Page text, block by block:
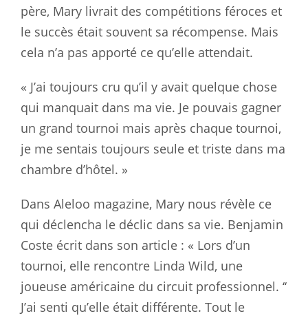
père, Mary livrait des compétitions féroces et
le succès était souvent sa récompense. Mais
cela n’a pas apporté ce qu’elle attendait.
« J’ai toujours cru qu’il y avait quelque chose
qui manquait dans ma vie. Je pouvais gagner
un grand tournoi mais après chaque tournoi,
je me sentais toujours seule et triste dans ma
chambre d’hôtel. »
Dans Aleloo magazine, Mary nous révèle ce
qui déclencha le déclic dans sa vie. Benjamin
Coste écrit dans son article : « Lors d’un
tournoi, elle rencontre Linda Wild, une
joueuse américaine du circuit professionnel. ‘‘
J’ai senti qu’elle était différente. Tout le